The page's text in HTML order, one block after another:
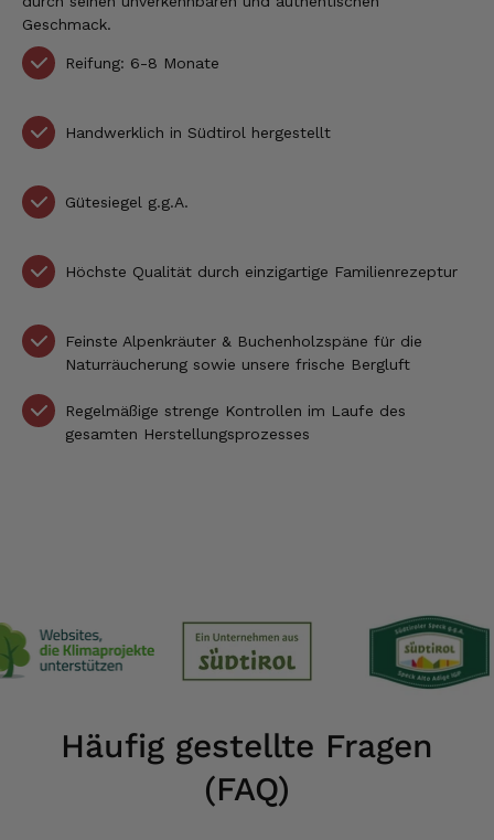
Geschmack.
Reifung: 6-8 Monate
Handwerklich in Südtirol hergestellt
Gütesiegel g.g.A.
Höchste Qualität durch einzigartige Familienrezeptur
Feinste Alpenkräuter & Buchenholzspäne für die
Naturräucherung sowie unsere frische Bergluft
Regelmäßige strenge Kontrollen im Laufe des
gesamten Herstellungsprozesses
Häufig gestellte Fragen
(FAQ)